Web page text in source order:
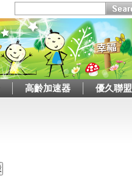
高齡加速器 優久聯盟